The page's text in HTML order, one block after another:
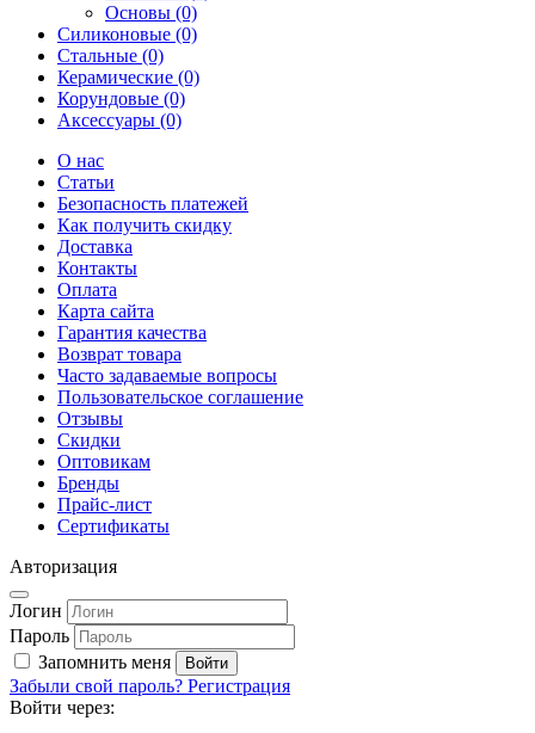
Основы (0)
Силиконовые (0)
Стальные (0)
Керамические (0)
Корундовые (0)
Аксессуары (0)
О нас
Статьи
Безопасность платежей
Как получить скидку
Доставка
Контакты
Оплата
Карта сайта
Гарантия качества
Возврат товара
Часто задаваемые вопросы
Пользовательское соглашение
Отзывы
Скидки
Оптовикам
Бренды
Прайс-лист
Сертификаты
Авторизация
Логин
Пароль
Запомнить меня
Забыли свой пароль? Регистрация
Войти через: